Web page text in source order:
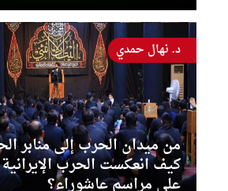
من ميدان الحرب إلى منابر
كيف انعكست الحرب الإيرانية
على مراسم عاشوراء؟
د. نهال حمدي